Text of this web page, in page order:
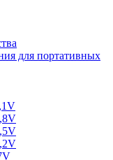
для портативных